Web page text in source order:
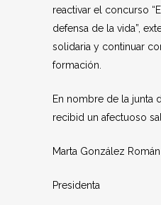
reactivar el concurso
defensa de la vida”,
solidaria y continuar
formación.
En nombre de la junta
recibid un afectuoso
Marta González Román
Presidenta